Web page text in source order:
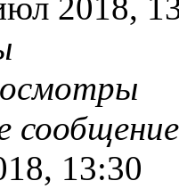
2018,
13:30